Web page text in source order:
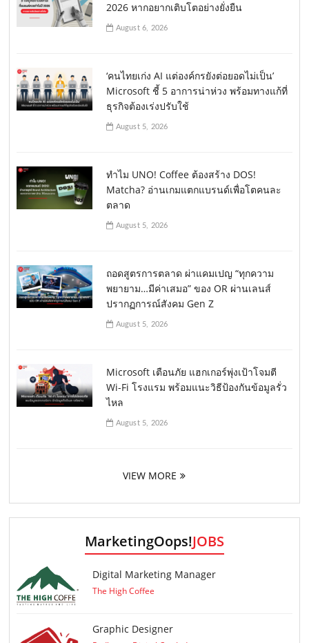
2026 หากอยากเติบโตอย่างยั่งยืน
August 6, 2026
‘คนไทยเก่ง AI แต่องค์กรยังต่อยอดไม่เป็น’
Microsoft ชี้ 5 อาการน่าห่วง พร้อมทางแก้ที่
ธุรกิจต้องเร่งปรับใช้
August 5, 2026
ทำไม UNO! Coffee ต้องสร้าง DOS!
Matcha? อ่านเกมแตกแบรนด์เพื่อโตคนละ
ตลาด
August 5, 2026
ถอดสูตรการตลาด ผ่าแคมเปญ “ทุกความ
พยายาม…มีค่าเสมอ” ของ OR ผ่านเลนส์
ปรากฏการณ์สังคม Gen Z
August 5, 2026
Microsoft เตือนภัย แฮกเกอร์พุ่งเป้าโจมตี
Wi-Fi โรงแรม พร้อมแนะวิธีป้องกันข้อมูลรั่ว
ไหล
August 5, 2026
VIEW MORE
MarketingOops!JOBS
Digital Marketing Manager
The High Coffee
Graphic Designer